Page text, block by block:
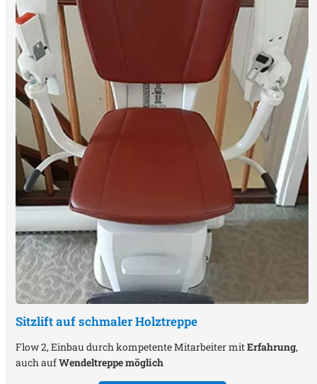
Sitzlift auf schmaler Holztreppe
Flow 2, Einbau durch kompetente Mitarbeiter mitErfahrung,
auch aufWendeltreppe möglich